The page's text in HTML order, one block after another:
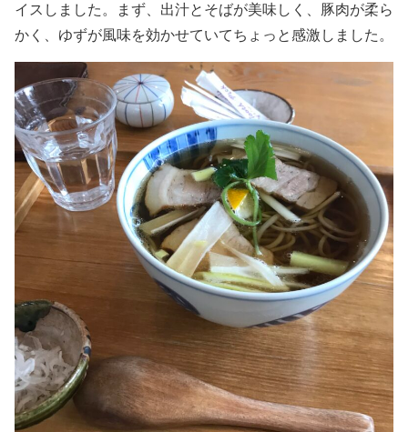
イスしました。まず、出汁とそばが美味しく、豚肉が柔ら
かく、ゆずが風味を効かせていてちょっと感激しました。